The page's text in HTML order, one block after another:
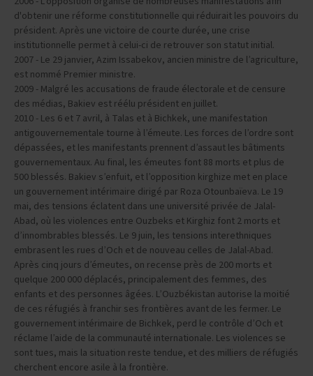
d'obtenir une réforme constitutionnelle qui réduirait les pouvoirs du
président. Après une victoire de courte durée, une crise
institutionnelle permet à celui-ci de retrouver son statut initial.
2007 - Le 29 janvier, Azim Issabekov, ancien ministre de l’agriculture,
est nommé Premier ministre.
2009 - Malgré les accusations de fraude électorale et de censure
des médias, Bakiev est réélu président en juillet.
2010 - Les 6 et 7 avril, à Talas et à Bichkek, une manifestation
antigouvernementale tourne à l’émeute. Les forces de l’ordre sont
dépassées, et les manifestants prennent d’assaut les bâtiments
gouvernementaux. Au final, les émeutes font 88 morts et plus de
500 blessés. Bakiev s’enfuit, et l’opposition kirghize met en place
un gouvernement intérimaire dirigé par Roza Otounbaïeva. Le 19
mai, des tensions éclatent dans une université privée de Jalal-
Abad, où les violences entre Ouzbeks et Kirghiz font 2 morts et
d’innombrables blessés. Le 9 juin, les tensions interethniques
embrasent les rues d’Och et de nouveau celles de Jalal-Abad.
Après cinq jours d’émeutes, on recense près de 200 morts et
quelque 200 000 déplacés, principalement des femmes, des
enfants et des personnes âgées. L’Ouzbékistan autorise la moitié
de ces réfugiés à franchir ses frontières avant de les fermer. Le
gouvernement intérimaire de Bichkek, perd le contrôle d’Och et
réclame l’aide de la communauté internationale. Les violences se
sont tues, mais la situation reste tendue, et des milliers de réfugiés
cherchent encore asile à la frontière.